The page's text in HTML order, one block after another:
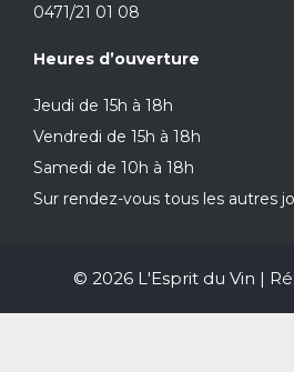
0471/21 01 08
Heures d’ouverture
Jeudi de 15h à 18h
Vendredi de 15h à 18h
Samedi de 10h à 18h
Sur rendez-vous tous les autres
© 2026 L'Esprit du Vin |